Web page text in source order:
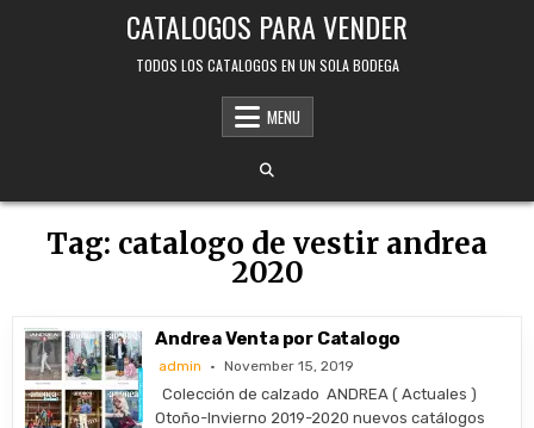
CATALOGOS PARA VENDER
TODOS LOS CATALOGOS EN UN SOLA BODEGA
MENU
Tag: catalogo de vestir andrea
2020
Andrea Venta por Catalogo
admin November 15, 2019
Colección de calzado ANDREA ( Actuales )
Otoño-Invierno 2019-2020 nuevos catálogos